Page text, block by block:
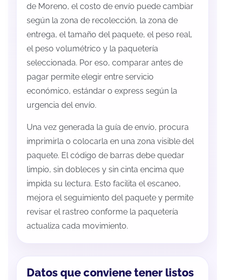
de Moreno, el costo de envío puede cambiar
según la zona de recolección, la zona de
entrega, el tamaño del paquete, el peso real,
el peso volumétrico y la paquetería
seleccionada. Por eso, comparar antes de
pagar permite elegir entre servicio
económico, estándar o express según la
urgencia del envío.
Una vez generada la guía de envío, procura
imprimirla o colocarla en una zona visible del
paquete. El código de barras debe quedar
limpio, sin dobleces y sin cinta encima que
impida su lectura. Esto facilita el escaneo,
mejora el seguimiento del paquete y permite
revisar el rastreo conforme la paquetería
actualiza cada movimiento.
Datos que conviene tener listos